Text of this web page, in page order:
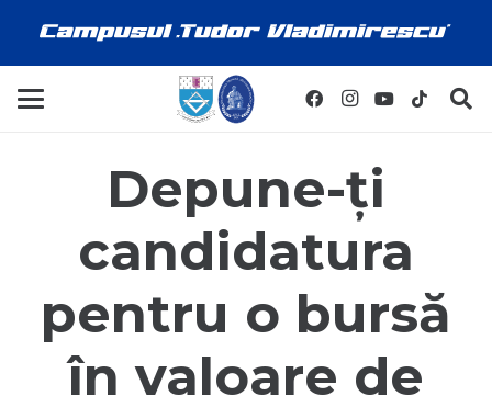
Depune-ți
candidatura
pentru o bursă
în valoare de